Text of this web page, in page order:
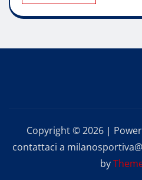
Copyright © 2026 |
contattaci a
by